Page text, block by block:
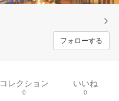
フォローする
コレクション
0
いいね
0